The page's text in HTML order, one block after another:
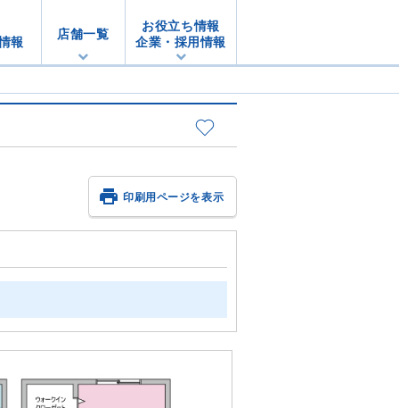
報
店舗一覧
お役立ち情報
企業・採用情報
 印刷用ページを表示